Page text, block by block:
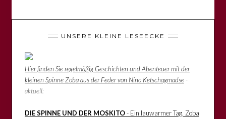
UNSERE KLEINE LESEECKE
Hier finden Sie regelmäßig Geschichten und Abenteuer mit der
kleinen Spinne Zoba aus der Feder von Nino Ketschagmadse-
aktuell:
DIE SPINNE UND DER MOSKITO- Ein lauwarmer Tag. Zoba